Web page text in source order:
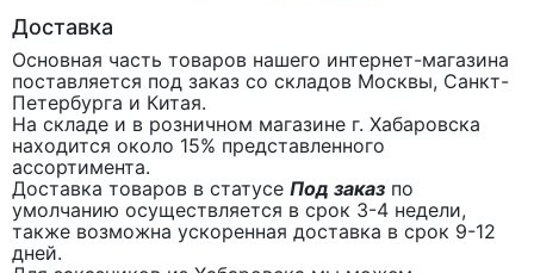
Доставка
Основная часть товаров нашего интернет-магазина
поставляется под заказ со складов Москвы, Санкт-
Петербурга и Китая.
На складе и в розничном магазине г. Хабаровска
находится около 15% представленного
ассортимента.
Доставка товаров в статусе Под заказ по
умолчанию осуществляется в срок 3-4 недели,
также возможна ускоренная доставка в срок 9-12
дней.